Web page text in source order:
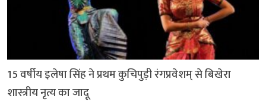
15 वर्षीय इलेषा सिंह ने प्रथम कुचिपुड़ी रंगप्रवेशम् से बिखेरा
शास्त्रीय नृत्य का जादू